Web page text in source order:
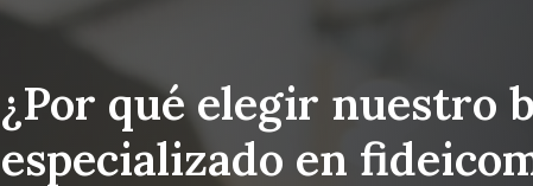
¿Por qué elegir nuestro
especializado en